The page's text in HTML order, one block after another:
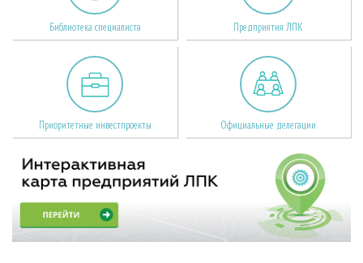
Библиотека специалиста Предприятия ЛПК
Приоритетные инвестпроекты Официальные делегации